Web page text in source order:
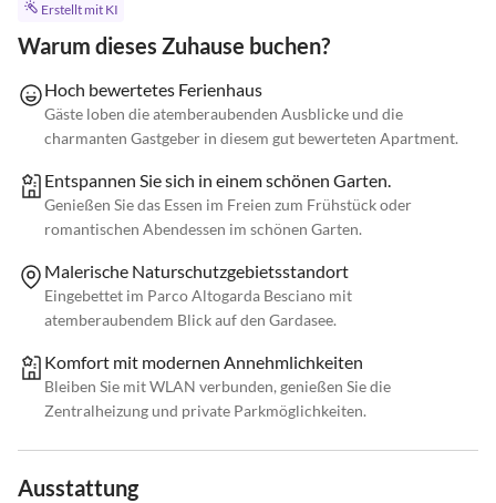
Erstellt mit KI
Warum dieses Zuhause buchen?
Hoch bewertetes Ferienhaus
Gäste loben die atemberaubenden Ausblicke und die
charmanten Gastgeber in diesem gut bewerteten Apartment.
Entspannen Sie sich in einem schönen Garten.
Genießen Sie das Essen im Freien zum Frühstück oder
romantischen Abendessen im schönen Garten.
Malerische Naturschutzgebietsstandort
Eingebettet im Parco Altogarda Besciano mit
atemberaubendem Blick auf den Gardasee.
Komfort mit modernen Annehmlichkeiten
Bleiben Sie mit WLAN verbunden, genießen Sie die
Zentralheizung und private Parkmöglichkeiten.
Ausstattung